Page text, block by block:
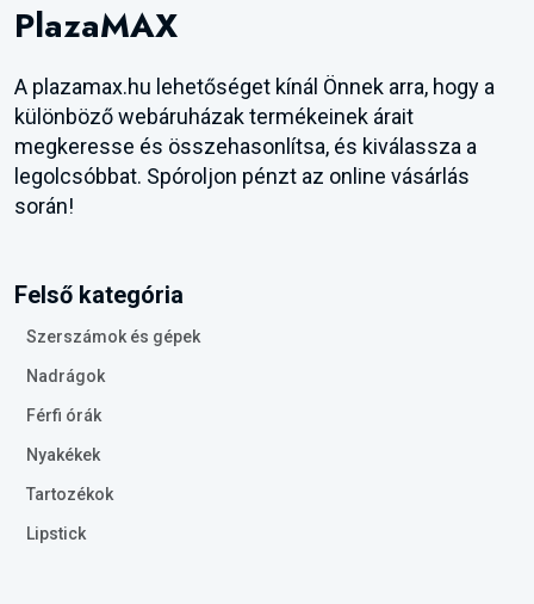
PlazaMAX
A plazamax.hu lehetőséget kínál Önnek arra, hogy a
különböző webáruházak termékeinek árait
megkeresse és összehasonlítsa, és kiválassza a
legolcsóbbat. Spóroljon pénzt az online vásárlás
során!
Felső kategória
Szerszámok és gépek
Nadrágok
Férfi órák
Nyakékek
Tartozékok
Lipstick